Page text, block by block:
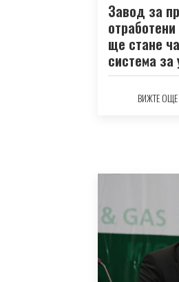
Завод за
ще стане
система за
ВИЖТЕ ОЩЕ